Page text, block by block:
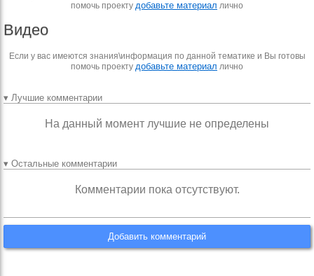
помочь проекту добавьте материал лично
Видео
Если у вас имеются знания\информация по данной тематике и Вы готовы
помочь проекту добавьте материал лично
▾ Лучшие комментарии
На данный момент лучшие не определены
▾ Остальные комментарии
Комментарии пока отсутствуют.
Добавить комментарий